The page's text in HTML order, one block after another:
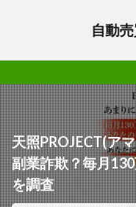
自動
Apple信
天照PROJECT(ア
副業詐欺？毎月
を調査